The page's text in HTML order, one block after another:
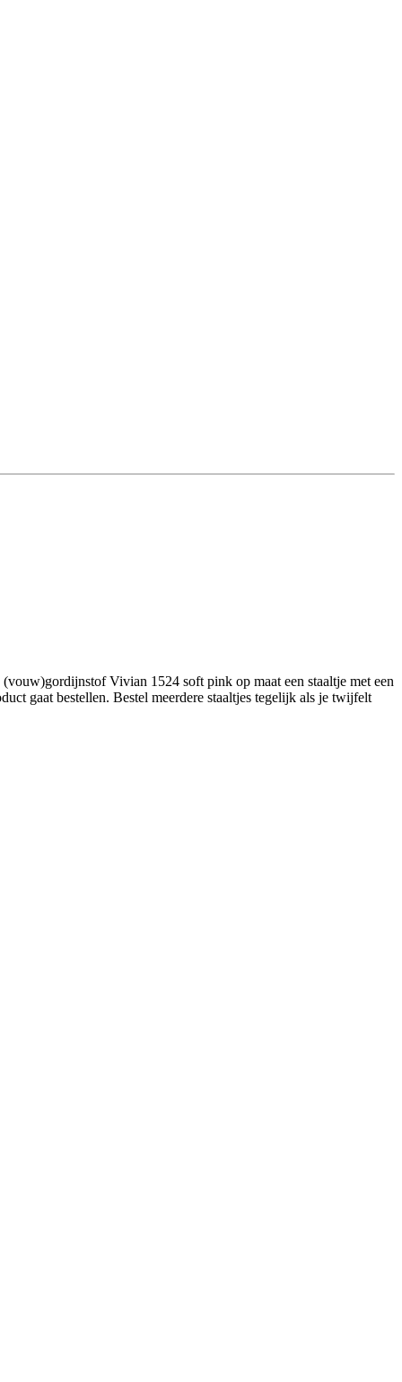
Vivian 1524 soft pink op maat een staaltje met een
gaat bestellen. Bestel meerdere staaltjes tegelijk als je twijfelt